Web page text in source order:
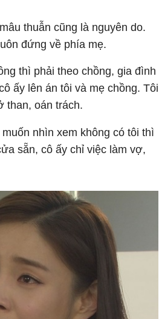
thuẫn cũng là nguyên do.
đứng về phía mẹ.
thì phải theo chồng, gia đình
ấy lên án tôi và mẹ chồng. Tôi
than, oán trách.
nhìn xem không có tôi thì
sẵn, cô ấy chỉ việc làm vợ,